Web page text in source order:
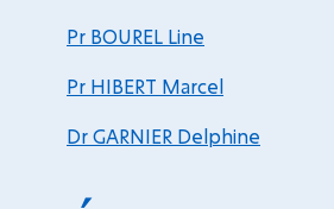
Pr BOUREL Line
Pr HIBERT Marcel
Dr GARNIER Delphine